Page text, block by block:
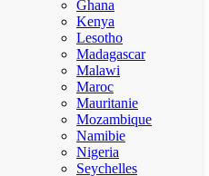
Ghana
Kenya
Lesotho
Madagascar
Malawi
Maroc
Mauritanie
Mozambique
Namibie
Nigeria
Seychelles